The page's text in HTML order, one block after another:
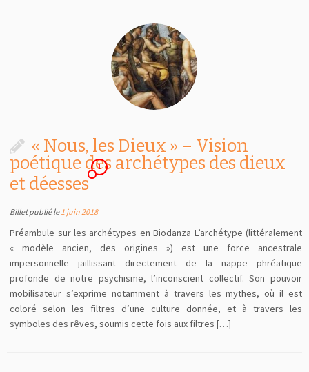
« Nous, les Dieux » – Vision
poétique des archétypes des dieux
et déesses
1
Billet publié le1 juin 2018
Préambule sur les archétypes en Biodanza L’archétype (littéralement
« modèle ancien, des origines ») est une force ancestrale
impersonnelle jaillissant directement de la nappe phréatique
profonde de notre psychisme, l’inconscient collectif. Son pouvoir
mobilisateur s’exprime notamment à travers les mythes, où il est
coloré selon les filtres d’une culture donnée, et à travers les
symboles des rêves, soumis cette fois aux filtres […]